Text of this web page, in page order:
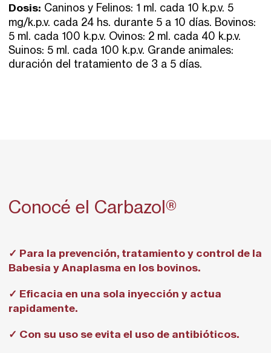
Dosis: Caninos y Felinos: 1 ml. cada 10 k.p.v. 5
mg/k.p.v. cada 24 hs. durante 5 a 10 días. Bovinos:
5 ml. cada 100 k.p.v. Ovinos: 2 ml. cada 40 k.p.v.
Suinos: 5 ml. cada 100 k.p.v. Grande animales:
duración del tratamiento de 3 a 5 días.
Conocé el Carbazol®
✓ Para la prevención, tratamiento y control de la
Babesia y Anaplasma en los bovinos.
✓ Eficacia en una sola inyección y actua
rapidamente.
✓ Con su uso se evita el uso de antibióticos.